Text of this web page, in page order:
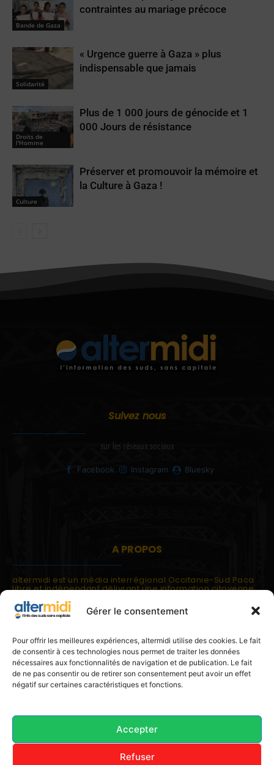
Gérer le consentement
Pour offrir les meilleures expériences, altermidi utilise des cookies. Le fait
de consentir à ces technologies nous permet de traiter les données
nécessaires aux fonctionnalités de navigation et de publication. Le fait
de ne pas consentir ou de retirer son consentement peut avoir un effet
négatif sur certaines caractéristiques et fonctions.
Accepter
Refuser
Bande de Gaza
contraintes au mariage précoce
Solidarité
« Urgence guerre à Gaza » plus
indispensable que jamais
Droits de
l'Homme
Plus de 1 000 jours de génocide et 1
000 Jours de résistance
Culture
Préserver et promouvoir la mémoire et
la Culture à Gaza !
Suivez nous
sur les réseaux sociaux
Facebook Instagram Bluesky
A PROPOS
altermidi est un média interrégional Occitanie-Sud Paca
libre et indépendant délivrant une information citoyenne
altermidi est ouvert sur les suds, la méditerranée,
l'europe.
altermidi aborde des thématiques globales évaluées à
partir des constats de terrain ou d'analyses à l'échelon
local.
altermidi c'est l'information capitale, sans capitale.